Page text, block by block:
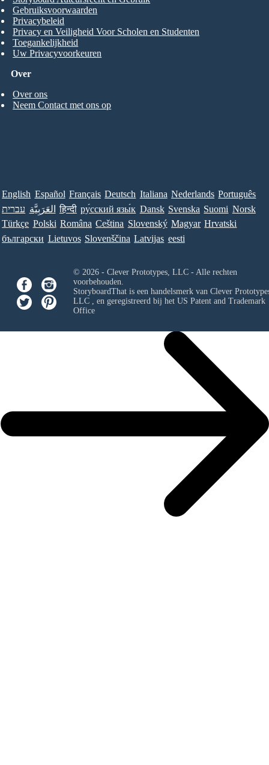
Over
Over ons
Neem Contact met ons op
Gebruiksvoorwaarden
Privacybeleid
Privacy en Veiligheid Voor Scholen en Studenten
Toegankelijkheid
Uw Privacyvoorkeuren
English Español Français Deutsch Italiana Nederlands Português
עברית العَرَبِيَّة हिन्दी ру́сский язы́к Dansk Svenska Suomi Norsk
Türkçe Polski Româna Ceština Slovenský Magyar Hrvatski
български Lietuvos Slovenščina Latvijas eesti
© 2026 - Clever Prototypes, LLC - Alle rechten
voorbehouden.
StoryboardThat is een handelsmerk van Clever
LLC, en geregistreerd bij het US Patent and Trademark
Office